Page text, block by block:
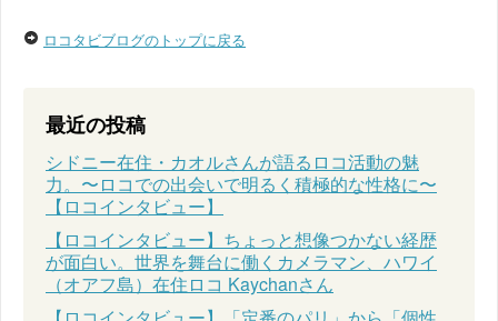
ロコタビブログのトップに戻る
最近の投稿
シドニー在住・カオルさんが語るロコ活動の魅
力。〜ロコでの出会いで明るく積極的な性格に〜
【ロコインタビュー】
【ロコインタビュー】ちょっと想像つかない経歴
が面白い。世界を舞台に働くカメラマン、ハワイ
（オアフ島）在住ロコ Kaychanさん